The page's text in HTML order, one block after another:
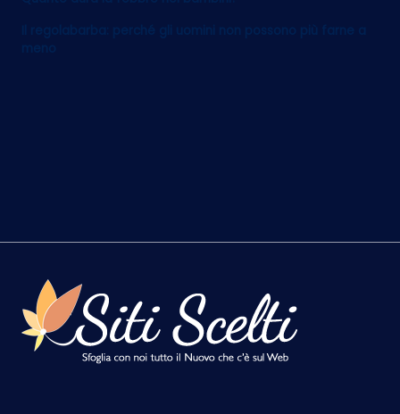
Il regolabarba: perché gli uomini non possono più farne a
meno